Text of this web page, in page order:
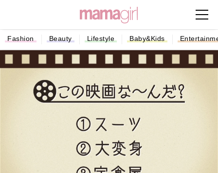
Fashion Beauty Lifestyle Baby&Kids